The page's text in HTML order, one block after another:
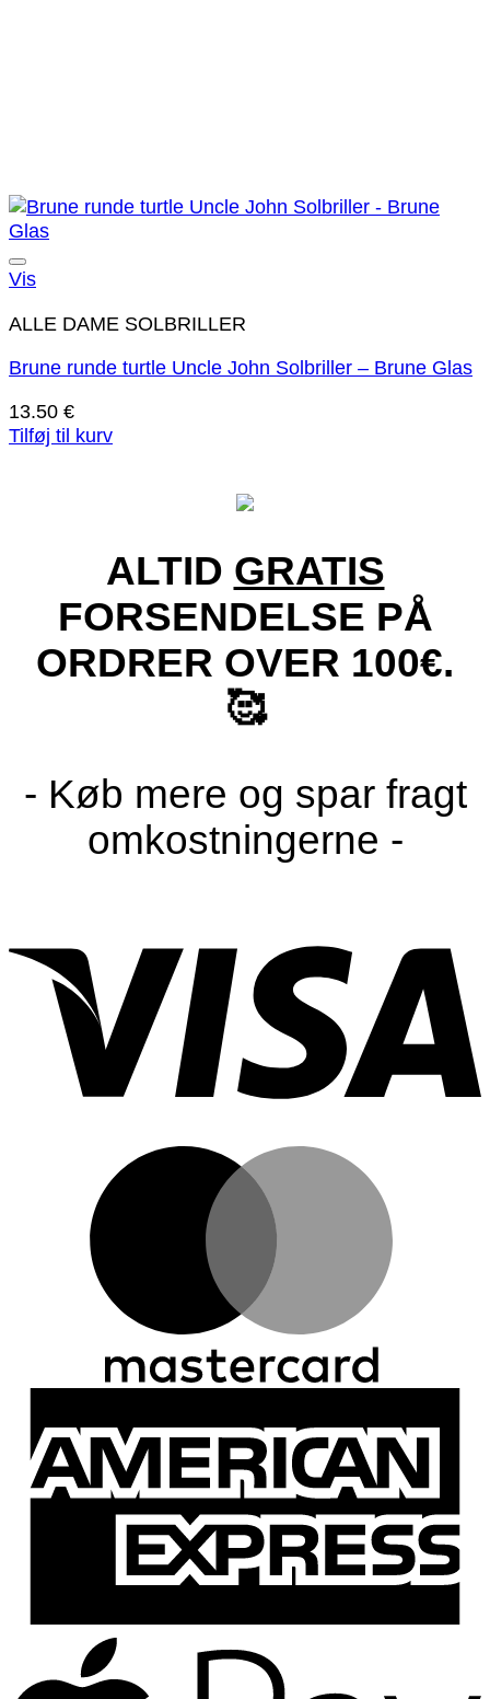
Vis
ALLE DAME SOLBRILLER
Brune runde turtle Uncle John Solbriller – Brune Glas
13.50 €
Tilføj til kurv
ALTID GRATIS
FORSENDELSE PÅ
ORDRER OVER 100€.
🥰
- Køb mere og spar fragt
omkostningerne -